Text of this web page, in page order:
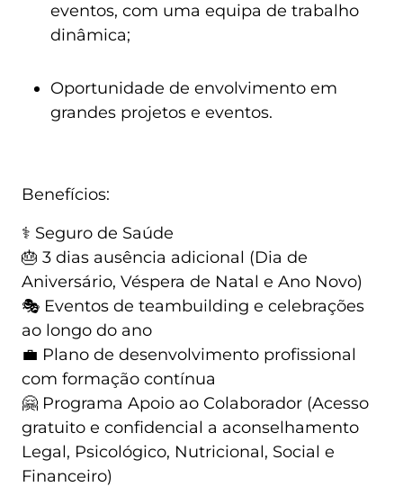
eventos, com uma equipa de trabalho
dinâmica;
Oportunidade de envolvimento em
grandes projetos e eventos.
Benefícios:
⚕️ Seguro de Saúde
🎂 3 dias ausência adicional (Dia de
Aniversário, Véspera de Natal e Ano Novo)
🎭 Eventos de teambuilding e celebrações
ao longo do ano
💼 Plano de desenvolvimento profissional
com formação contínua
🤗 Programa Apoio ao Colaborador (Acesso
gratuito e confidencial a aconselhamento
Legal, Psicológico, Nutricional, Social e
Financeiro)